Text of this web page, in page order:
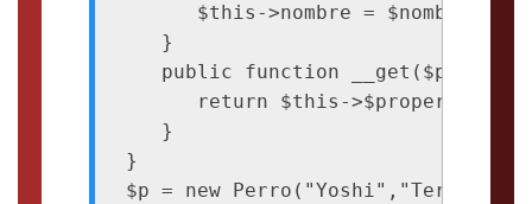
      $this->nombre = $nombre;
   }
public function
return $this-
   }
}
$p = new Perro("Yoshi","Terrier");